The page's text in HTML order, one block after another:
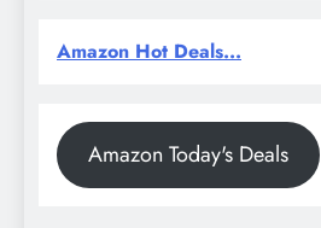
Amazon Hot Deals...
Amazon Today's Deals